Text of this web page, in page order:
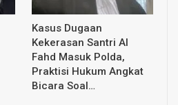
Kasus Dugaan
Kekerasan Santri Al
Fahd Masuk Polda,
Praktisi Hukum Angkat
Bicara Soal…